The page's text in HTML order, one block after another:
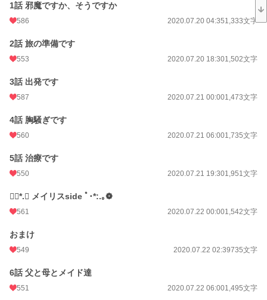
24h.ポイント 106 pt
更新日時 2020.10.10 00:00
月間ポイント
年間ポイント 161,840 pt (3,879 位)
累計ポイント
1話 邪魔ですか、そうですか
586 2020.07.20 04:351,333文字
2話 旅の準備です
553 2020.07.20 18:301,502文字
3話 出発です
587 2020.07.21 00:001,473文字
4話 胸騒ぎです
560 2020.07.21 06:001,735文字
5話 治療です
550 2020.07.21 19:301,951文字
❁⃘*.ﾟ メイリスside ﾟ･*:.｡❁
561 2020.07.22 00:001,542文字
おまけ
549 2020.07.22 02:39735文字
6話 父と母とメイド達
551 2020.07.22 06:001,495文字